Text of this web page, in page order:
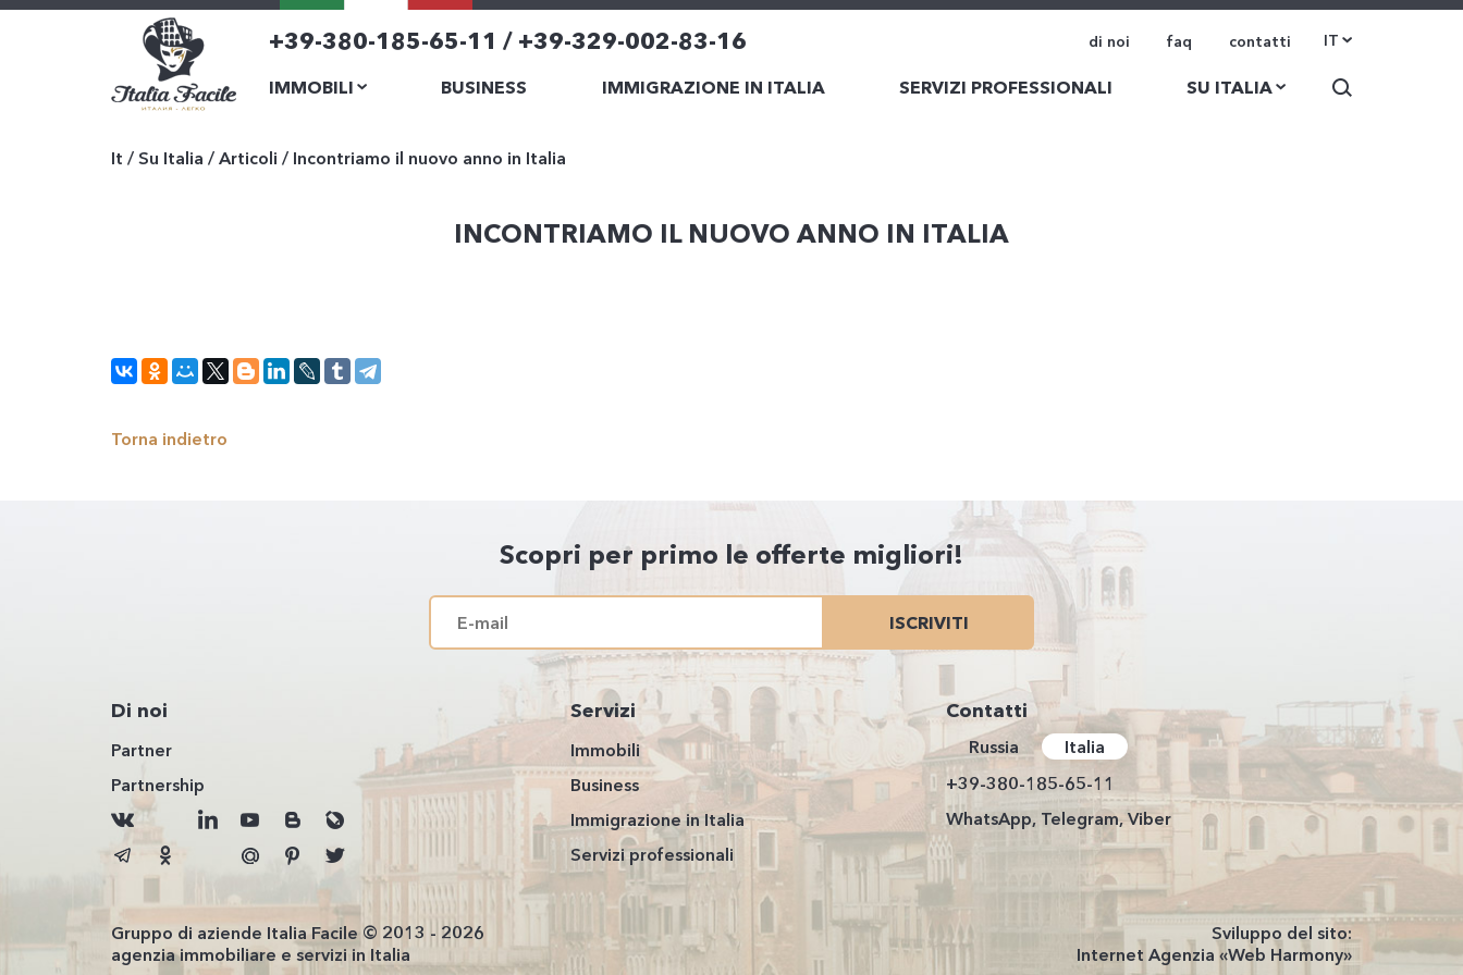
+39-380-185-65-11 / +39-329-002-83-16 di noi faq contatti IT
IMMOBILI BUSINESS IMMIGRAZIONE IN ITALIA SERVIZI PROFESSIONALI SU ITALIA
It / Su Italia / Articoli / Incontriamo il nuovo anno in Italia
INCONTRIAMO IL NUOVO ANNO IN ITALIA
Torna indietro
Scopri per primo le offerte migliori!
ISCRIVITI
Di noi
Partner
Partnership
Servizi
Immobili
Business
Immigrazione in Italia
Servizi professionali
Contatti
Russia
Italia
+39-380-185-65-11
WhatsApp, Telegram, Viber
Gruppo di aziende Italia Facile © 2013 - 2026
agenzia immobiliare e servizi in Italia
Sviluppo del sito:
Internet Agenzia «Web Harmony»